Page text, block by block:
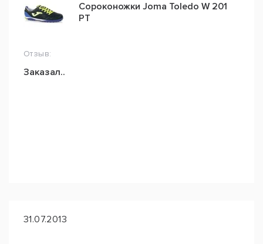
Сороконожки Joma Toledo W 201
PT
Отзыв:
Заказал..
31.07.2013